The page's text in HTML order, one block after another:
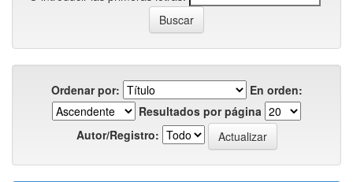
Ordenar por:
En orden:
Resultados por página
Autor/Registro: